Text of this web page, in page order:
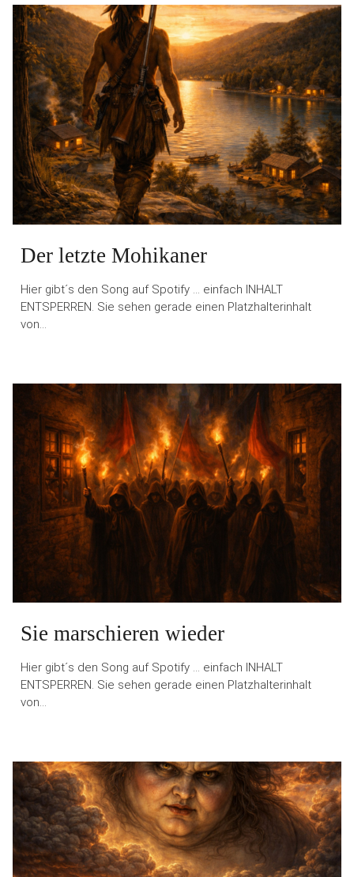
Der letzte Mohikaner
Hier gibt´s den Song auf Spotify … einfach INHALT
ENTSPERREN. Sie sehen gerade einen Platzhalterinhalt
von…
Sie marschieren wieder
Hier gibt´s den Song auf Spotify … einfach INHALT
ENTSPERREN. Sie sehen gerade einen Platzhalterinhalt
von…